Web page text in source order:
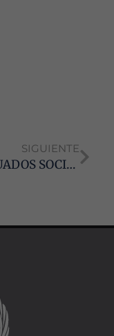
SIGUIENTE
GRADUADOS SOCIALES ABORDAN CON EL GRUPO PARLAMENTARIO DE CIUDADANOS LA SITUACIÓN LABORAL Y SOCIAL DE ANDALUCÍA
web
lo
estas